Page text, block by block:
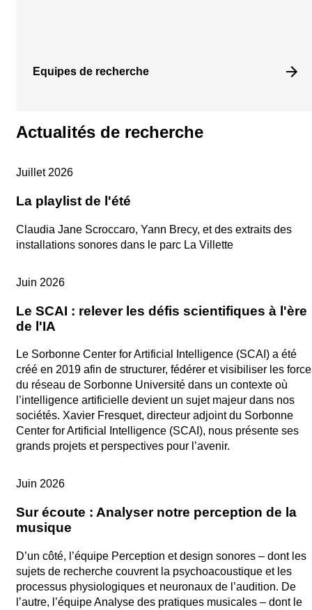
Equipes de recherche
Actualités de recherche
Juillet 2026
La playlist de l'été
Claudia Jane Scroccaro, Yann Brecy, et des extraits des
installations sonores dans le parc La Villette
Juin 2026
Le SCAI : relever les défis scientifiques à l'ère
de l'IA
Le Sorbonne Center for Artificial Intelligence (SCAI) a été
créé en 2019 afin de structurer, fédérer et visibiliser les
du réseau de Sorbonne Université dans un contexte où
l’intelligence artificielle devient un sujet majeur dans nos
sociétés. Xavier Fresquet, directeur adjoint du Sorbonne
Center for Artificial Intelligence (SCAI), nous présente ses
grands projets et perspectives pour l’avenir.
Juin 2026
Sur écoute : Analyser notre perception de la
musique
D’un côté, l’équipe Perception et design sonores – dont les
sujets de recherche couvrent la psychoacoustique et les
processus physiologiques et neuronaux de l’audition. De
l’autre, l’équipe Analyse des pratiques musicales – dont le